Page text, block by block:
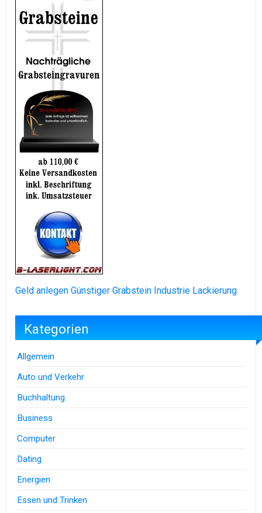
Geld anlegen Günstiger Grabstein Industrie Lackierung
Kategorien
Allgemein
Auto und Verkehr
Buchhaltung
Business
Computer
Dating
Energien
Essen und Trinken